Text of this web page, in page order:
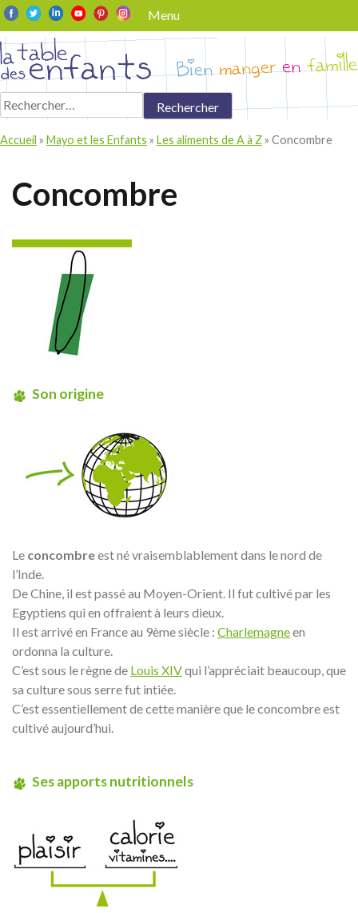
Skip
to
content
Menu
Rechercher :
Accueil » Mayo et les Enfants » Les aliments de A à Z» Concombre
Concombre
Son origine
Le concombreest né vraisemblablement dans le nord de
l’Inde.
De Chine, il est passé au Moyen-Orient. Il fut cultivé par les
Egyptiens qui en offraient à leurs dieux.
Il est arrivé en France au 9ème siècle : Charlemagneen
ordonna la culture.
C’est sous le règne de Louis XIVqui l’appréciait beaucoup, que
sa culture sous serre fut intiée.
C’est essentiellement de cette manière que le concombre est
cultivé aujourd’hui.
Ses apports nutritionnels